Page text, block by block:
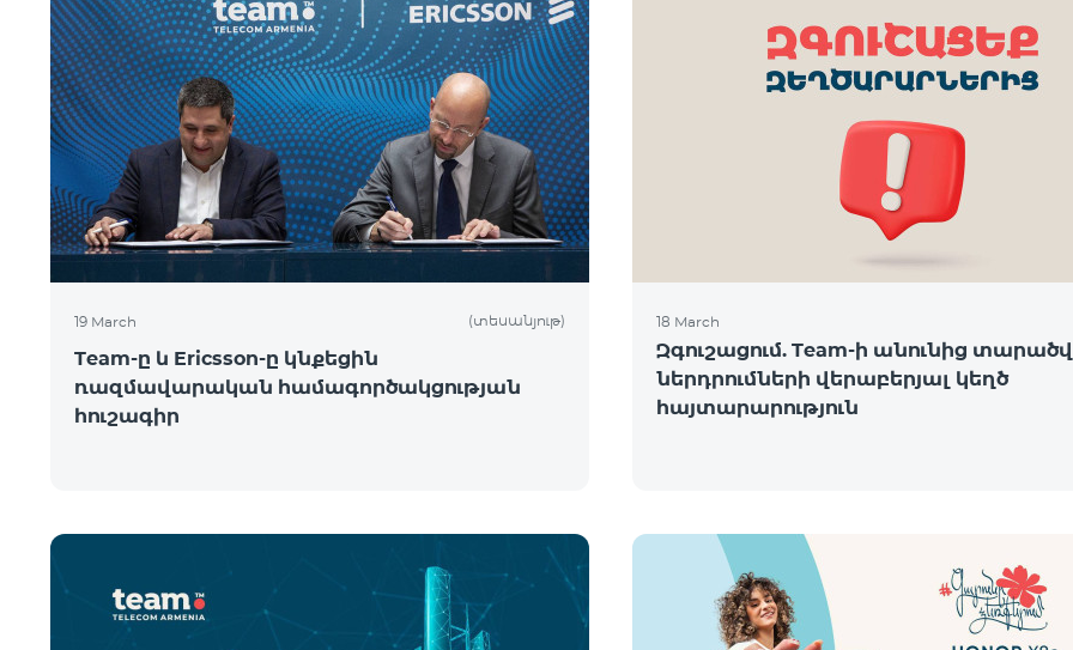
19 March (տեսանյութ)
Team-ը և Ericsson-ը կնքեցին
ռազմավարական համագործակցության
հուշագիր
18 March
Զգուշացում. Team-ի անունից
ներդրումների վերաբերյալ կեղծ
հայտարարություն